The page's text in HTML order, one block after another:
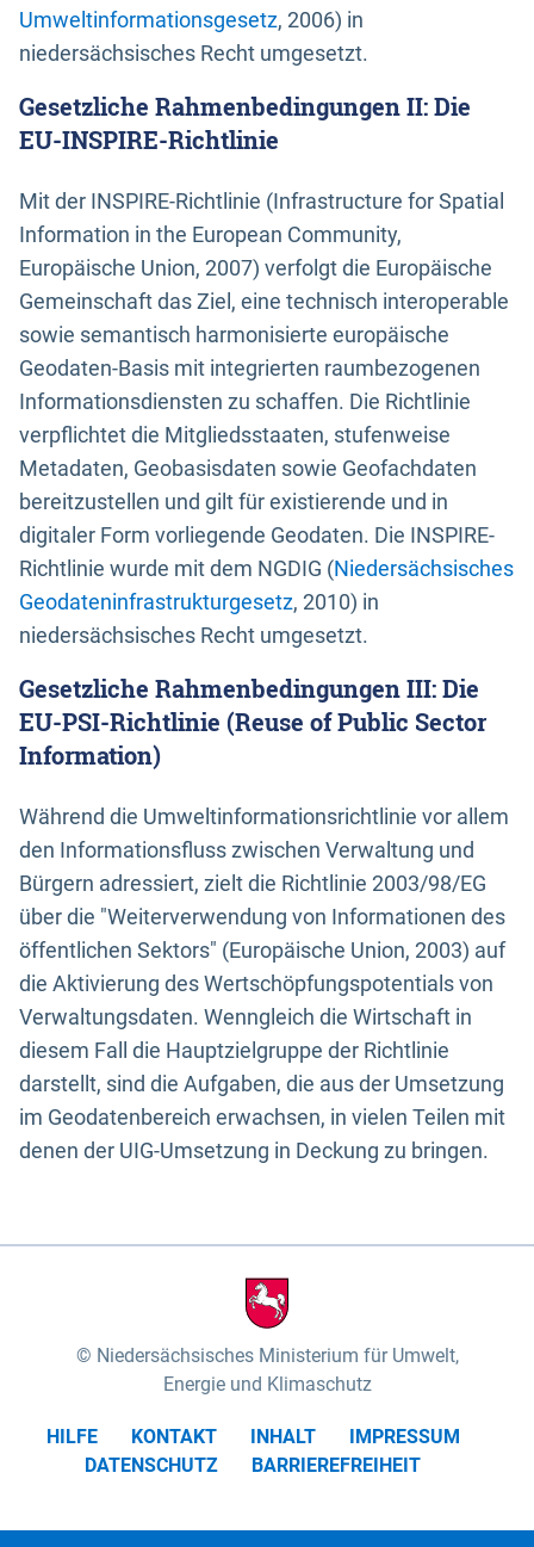
Umweltinformationsgesetz, 2006) in
niedersächsisches Recht umgesetzt.
Gesetzliche Rahmenbedingungen II: Die
EU-INSPIRE-Richtlinie
Mit der INSPIRE-Richtlinie (Infrastructure for Spatial
Information in the European Community,
Europäische Union, 2007) verfolgt die Europäische
Gemeinschaft das Ziel, eine technisch interoperable
sowie semantisch harmonisierte europäische
Geodaten-Basis mit integrierten raumbezogenen
Informationsdiensten zu schaffen. Die Richtlinie
verpflichtet die Mitgliedsstaaten, stufenweise
Metadaten, Geobasisdaten sowie Geofachdaten
bereitzustellen und gilt für existierende und in
digitaler Form vorliegende Geodaten. Die INSPIRE-
Richtlinie wurde mit dem NGDIG (Niedersächsisches
Geodateninfrastrukturgesetz, 2010) in
niedersächsisches Recht umgesetzt.
Gesetzliche Rahmenbedingungen III: Die
EU-PSI-Richtlinie (Reuse of Public Sector
Information)
Während die Umweltinformationsrichtlinie vor allem
den Informationsfluss zwischen Verwaltung und
Bürgern adressiert, zielt die Richtlinie 2003/98/EG
über die "Weiterverwendung von Informationen des
öffentlichen Sektors" (Europäische Union, 2003) auf
die Aktivierung des Wertschöpfungspotentials von
Verwaltungsdaten. Wenngleich die Wirtschaft in
diesem Fall die Hauptzielgruppe der Richtlinie
darstellt, sind die Aufgaben, die aus der Umsetzung
im Geodatenbereich erwachsen, in vielen Teilen mit
denen der UIG-Umsetzung in Deckung zu bringen.
Niedersächsisches Ministerium für Umwelt,
Energie und Klimaschutz
HILFE KONTAKT INHALT
IMPRESSUM
DATENSCHUTZ
BARRIEREFREIHEIT